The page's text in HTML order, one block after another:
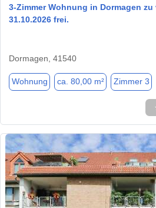
3-Zimmer Wohnung in Dormagen zu
31.10.2026 frei.
Dormagen, 41540
Wohnung ca. 80,00 m² Zimmer 3